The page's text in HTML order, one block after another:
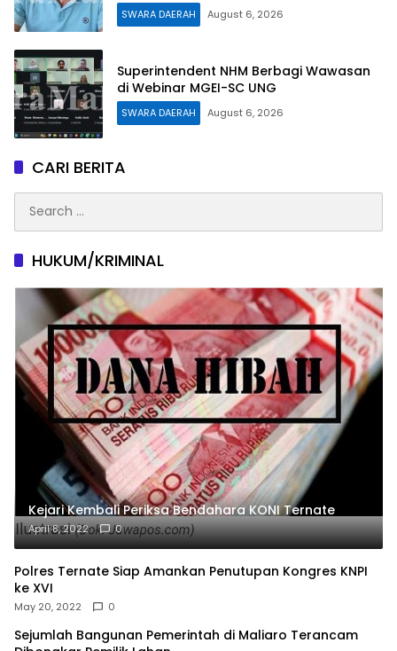
SWARA DAERAH August 6, 2026
Superintendent NHM Berbagi Wawasan
di Webinar MGEI-SC UNG
SWARA DAERAH August 6, 2026
CARI BERITA
for:
HUKUM/KRIMINAL
Kejari Kembali Periksa Bendahara KONI Ternate
April 8, 2022 0
Polres Ternate Siap Amankan Penutupan Kongres KNPI
ke XVI
May 20, 2022 0
Sejumlah Bangunan Pemerintah di Maliaro Terancam